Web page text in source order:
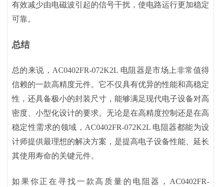
有效减少由电磁波引起的信号干扰，使电路运行更加稳定
可靠。
总结
总的来说， AC0402FR-072K2L 电阻器是市场上非常值得
信赖的一款高精度元件。它不仅具有优异的性能和高稳定
性，还具备极小的封装尺寸，能够满足现代电子设备对高
密度、小型化设计的要求。无论是在高精度控制还是在高
稳定性需求的领域，AC0402FR-072K2L 电阻器都能为设
计师提供最理想的解决方案，是提高电子设备性能、延长
其使用寿命的关键元件。
如果你正在寻找一款高质量的电阻器，AC0402FR-